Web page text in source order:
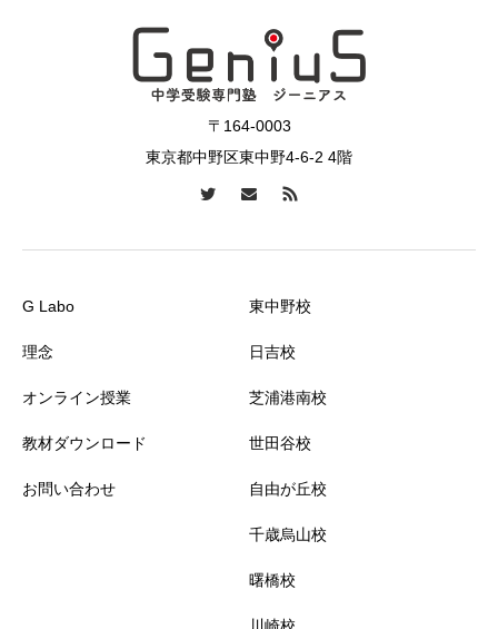
〒164-0003
東京都中野区東中野4-6-2 4階
G Labo
理念
オンライン授業
教材ダウンロード
お問い合わせ
東中野校
日吉校
芝浦港南校
世田谷校
自由が丘校
千歳烏山校
曙橋校
川崎校